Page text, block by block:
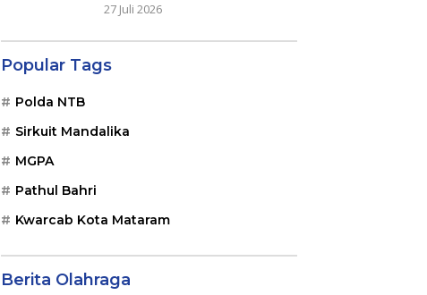
27 Juli 2026
Popular Tags
Polda NTB
Sirkuit Mandalika
MGPA
Pathul Bahri
Kwarcab Kota Mataram
Berita Olahraga